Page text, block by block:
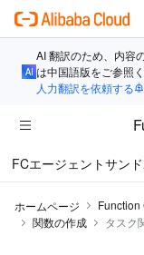
AI 翻訳のため、内容
は中国語版をご参照く
人力翻訳を依頼する
FCエージェントサン
ホームページ Function
関数の作成
タスク